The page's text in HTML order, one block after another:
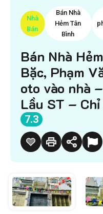
Nhà
Bán
Bán Nhà
Hẻm Tân
Bình
Bán Nhà
Bặc, Phạm
oto vào nhà
Lầu ST –
7.3